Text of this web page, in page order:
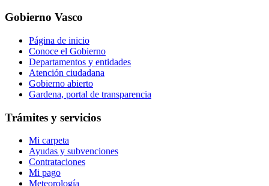
Gobierno Vasco
Página de inicio
Conoce el Gobierno
Departamentos y entidades
Atención ciudadana
Gobierno abierto
Gardena, portal de transparencia
Trámites y servicios
Mi carpeta
Ayudas y subvenciones
Contrataciones
Mi pago
Meteorología